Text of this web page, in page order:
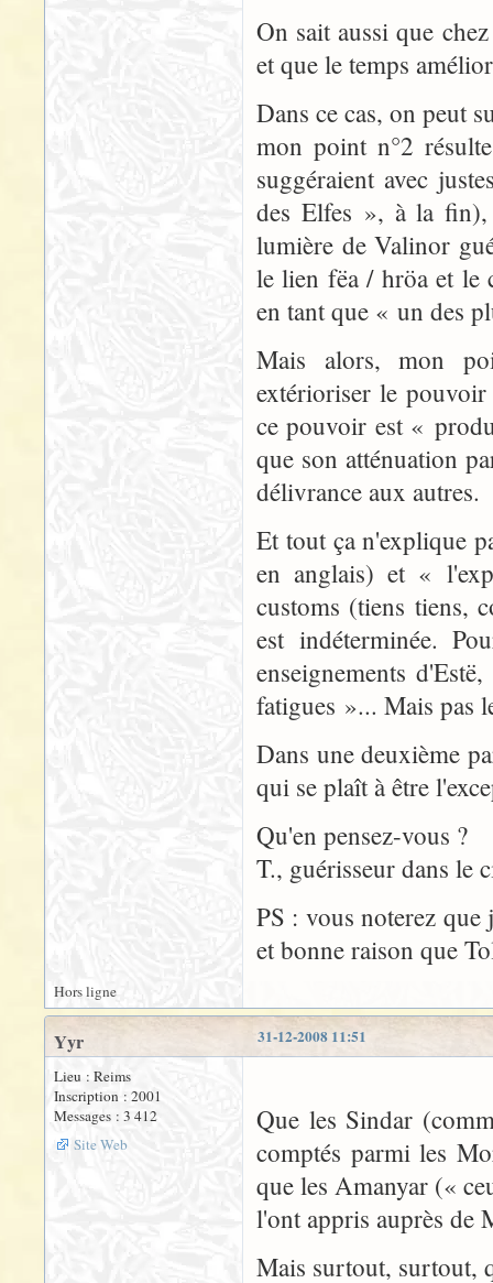
On sait aussi que
et que le temps
Dans ce cas, on peut
mon point n°2
suggéraient avec
des Elfes », à la
lumière de Valinor
le lien fëa / hröa et le
en tant que « un des
Mais alors, mon
extérioriser le
ce pouvoir est «
que son atténuation
délivrance aux autres.
Et tout ça n'explique
en anglais) et «
customs (tiens tiens,
est indéterminée.
enseignements
fatigues »... Mais pas
Dans une deuxième
qui se plaît à être
Qu'en pensez-vous ?
T., guérisseur dans le
PS : vous noterez
et bonne raison que
Hors ligne
31-12-2008 11:51
Yyr
Lieu : Reims
Inscription : 2001
Messages : 3 412
Site Web
Que les Sindar
comptés parmi les
que les Amanyar («
l'ont appris auprès de
Mais surtout, surtout,